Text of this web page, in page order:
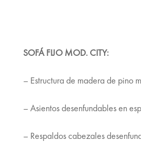
SOFÁ FIJO MOD. CITY:
– Estructura de madera de pino
– Asientos desenfundables en
– Respaldos cabezales